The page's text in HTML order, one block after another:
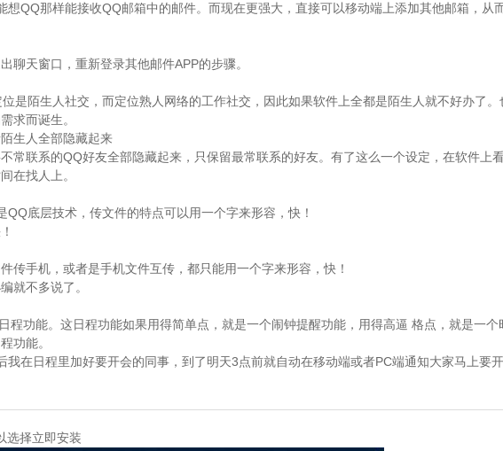
想QQ那样能接收QQ邮箱中的邮件。而现在更强大，直接可以移动端上添加其他邮箱，从
聊天窗口，重新登录其他邮件APP的步骤。
是陌生人社交，而定位熟人网络的工作社交，因此如果软件上全都是陌生人就不好办了。
求而诞生。
生人全部隐藏起来
常联系的QQ好友全部隐藏起来，只保留最常联系的好友。有了这么一个设定，在软件上
在找人上。
底层技术，传文件的特点可以用一个字来形容，快！
传手机，或者是手机文件互传，都只能用一个字来形容，快！
就不多说了。
程功能。这日程功能如果用得简单点，就是一个闹钟提醒功能，用得高逼 格点，就是一个
功能。
我在日程里加好要开会的同事，到了明天3点前就自动在移动端或者PC端通知大家马上要
选择立即安装